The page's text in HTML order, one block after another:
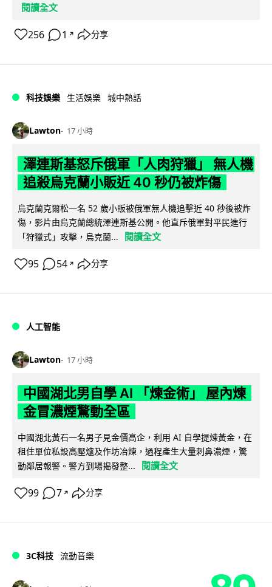
閱讀全文
256 1 ↗ 分享
科技娛樂 生活娛樂 城中熱話
Lawton 17 小時
澤連斯基怒斥俄軍「人肉狩獵」 無人機
追殺烏克蘭小販近 40 秒仍被炸傷
烏克蘭克爾松一名 52 歲小販被俄軍無人機追擊近 40 秒後被炸
傷，影片由烏克蘭總統澤連斯基公開。他直斥俄軍對平民進行
「狩獵式」攻擊，烏克蘭...
閱讀全文
95 54 ↗ 分享
人工智能
Lawton 17 小時
中國湖北男自學 AI 「煉金術」 屋內煉
金冒濃煙驚動全區
中國湖北黃石一名男子見金價高企，利用 AI 自學提煉黃金，在
租住單位私設高壓爐及作坊冶煉，過程產生大量刺鼻濃煙，驚
動鄰居報警。警方到場揭發整...
閱讀全文
99 7 ↗ 分享
3C科技 流動音樂